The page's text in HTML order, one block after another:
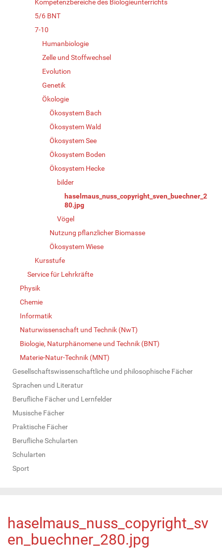
Kompetenzbereiche des Biologieunterrichts
5/6 BNT
7-10
Humanbiologie
Zelle und Stoffwechsel
Evolution
Genetik
Ökologie
Ökosystem Bach
Ökosystem Wald
Ökosystem See
Ökosystem Boden
Ökosystem Hecke
bilder
haselmaus_nuss_copyright_sven_buechner_2
80.jpg
Vögel
Nutzung pflanzlicher Biomasse
Ökosystem Wiese
Kursstufe
Service für Lehrkräfte
Physik
Chemie
Informatik
Naturwissenschaft und Technik (NwT)
Biologie, Naturphänomene und Technik (BNT)
Materie-Natur-Technik (MNT)
Gesellschaftswissenschaftliche und philosophische Fächer
Sprachen und Literatur
Berufliche Fächer und Lernfelder
Musische Fächer
Praktische Fächer
Berufliche Schularten
Schularten
Sport
haselmaus_nuss_copyright_sv
en_buechner_280.jpg